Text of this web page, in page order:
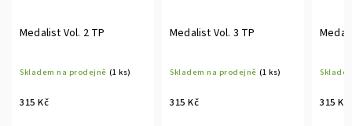
Medalist Vol. 2 TP
Skladem na prodejně (1 ks)
315 Kč
Medalist Vol. 3 TP
Skladem na prodejně (1 ks)
315 Kč 315 Kč